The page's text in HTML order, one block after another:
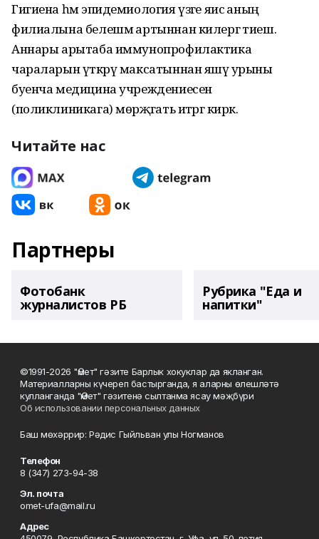
Гигиена һәм эпидемиология үзәге яисә аның
филиалына белешмә артыннан килергә тиеш.
Аннары арытаба иммунопрофилактика
чараларын үткәрү максатыннан яшәү урыны
буенча медицина учреждениесенә
(поликлиникага) мөрәҗәгать итәргә кирәк.
Читайте нас
Партнеры
Фотобанк
журналистов РБ
Рубрика "Еда и
напитки"
©1991-2026 "Өмет" гәзите Барлык хокуклар да якланган.
Материалларны күчереп бастырганда, я аларны өлешләтә
кулланганда "Өмет" гәзитенә сылтанма ясау мәҗбүри
Об использовании персональных данных
Баш мөхәррир: Рәдис Гыйльван улы Ногманов
Телефон
8 (347) 273-94-38
Эл. почта
omet-ufa@mail.ru
Адрес